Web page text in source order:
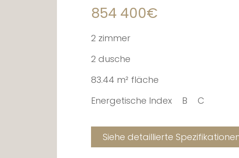
854 400€
2 zimmer
2 dusche
83.44 m² fläche
Energetische Index
B C
Siehe detaillierte